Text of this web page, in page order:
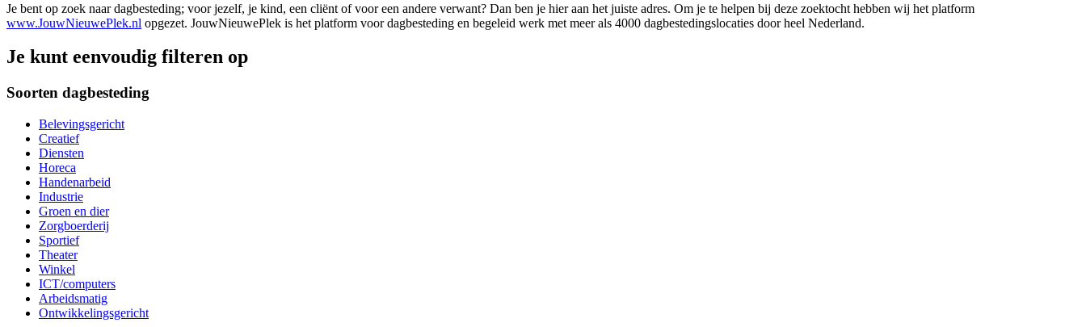
Je bent op zoek naar dagbesteding; voor jezelf, je kind, een cliënt of voor een andere verwant? Dan ben je hier aan het juiste adres. Om je te helpen bij deze zoektocht hebben wij het platform
www.JouwNieuwePlek.nl opgezet. JouwNieuwePlek is het platform voor dagbesteding en begeleid werk met meer als 4000 dagbestedingslocaties door heel Nederland.
Je kunt eenvoudig filteren op
Soorten dagbesteding
Belevingsgericht
Creatief
Diensten
Horeca
Handenarbeid
Industrie
Groen en dier
Zorgboerderij
Sportief
Theater
Winkel
ICT/computers
Arbeidsmatig
Ontwikkelingsgericht